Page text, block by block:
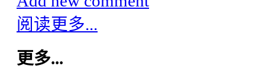
阅读更多...
更多...